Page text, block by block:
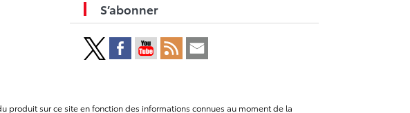
S’abonner
produit sur ce site en fonction des informations connues au moment de la